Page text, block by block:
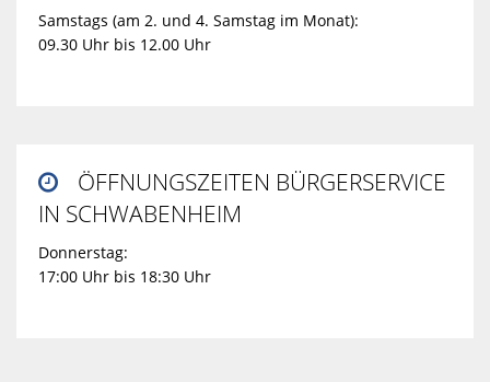
Samstags (am 2. und 4. Samstag im Monat):
09.30 Uhr bis 12.00 Uhr

ÖFFNUNGSZEITEN BÜRGERSERVICE
IN SCHWABENHEIM
Donnerstag:
17:00 Uhr bis 18:30 Uhr